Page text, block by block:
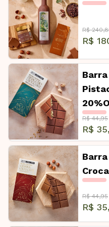
R$
R$
R$ 44,95
R$
R$ 44,95
R$